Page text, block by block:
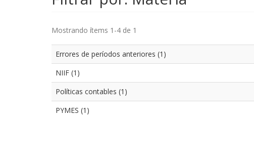
Mostrando ítems 1-4 de 1
Errores de períodos anteriores (1)
NIIF (1)
Políticas contables (1)
PYMES (1)